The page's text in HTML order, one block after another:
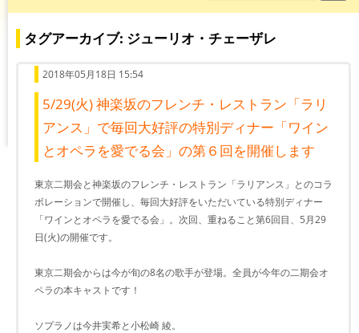
を
索:
タグアーカイブ: ジューリオ・チェーザレ
2018年05月18日 15:54
5/29(火) 神楽坂のフレンチ・レストラン「ラリ
アンス」で毎回大好評の特別ディナー「ワイン
とオペラを愛でる会」の第６回を開催します
東京二期会と神楽坂のフレンチ・レストラン「ラリアンス」とのコラ
ボレーションで開催し、毎回大好評をいただいている特別ディナー
「ワインとオペラを愛でる会」。次回、重ねること第6回目、5月29
日(火)の開催です。
東京二期会からは今が旬の8名の歌手が登場。全員が今年の二期会オ
ペラの本キャストです！
ソプラノは今井実希と小松崎 綾。